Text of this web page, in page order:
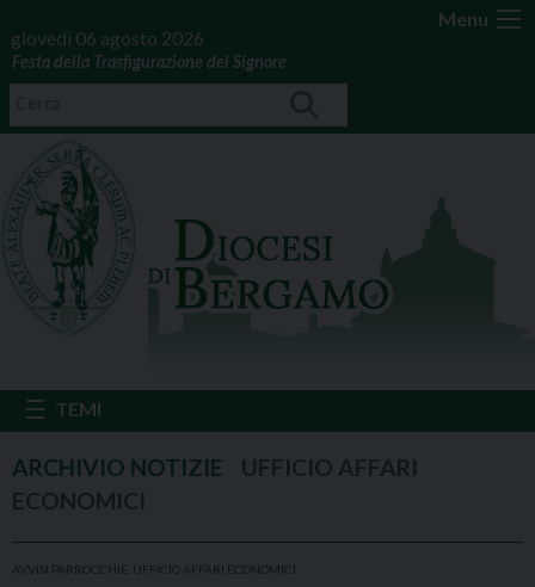
Menu
giovedì 06 agosto 2026
Festa della Trasfigurazione del Signore
AVVISI PARROCCHIE UFFICIO AFFARI ECONOMICI